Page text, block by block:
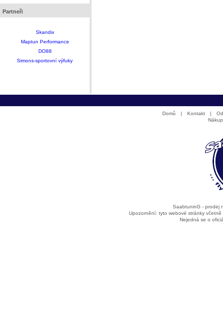
Partneři
Skandix
Maptun Performance
DO88
Simons-sportovní výfuky
Domů | Kontakt |
SaabtuninG - prodej
Upozornění: tyto webové stránky
Nejedná se o